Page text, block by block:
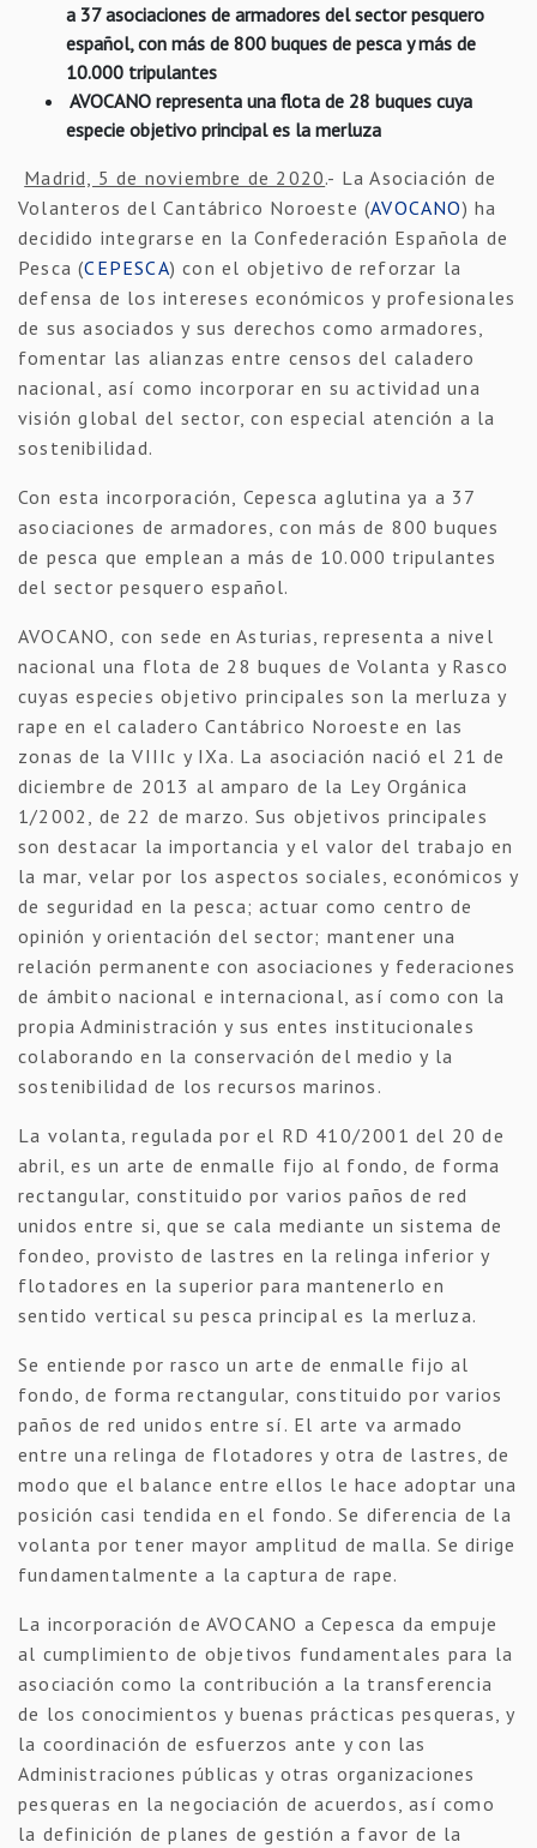
a 37 asociaciones de armadores del sector pesquero
español, con más de 800 buques de pesca y más de
10.000 tripulantes
AVOCANO representa una flota de 28 buques cuya
especie objetivo principal es la merluza
Madrid, 5 de noviembre de 2020.- La Asociación de
Volanteros del Cantábrico Noroeste (AVOCANO) ha
decidido integrarse en la Confederación Española de
Pesca (CEPESCA) con el objetivo de reforzar la
defensa de los intereses económicos y profesionales
de sus asociados y sus derechos como armadores,
fomentar las alianzas entre censos del caladero
nacional, así como incorporar en su actividad una
visión global del sector, con especial atención a la
sostenibilidad.
Con esta incorporación, Cepesca aglutina ya a 37
asociaciones de armadores, con más de 800 buques
de pesca que emplean a más de 10.000 tripulantes
del sector pesquero español.
AVOCANO, con sede en Asturias, representa a nivel
nacional una flota de 28 buques de Volanta y Rasco
cuyas especies objetivo principales son la merluza y
rape en el caladero Cantábrico Noroeste en las
zonas de la VIIIc y IXa. La asociación nació el 21 de
diciembre de 2013 al amparo de la Ley Orgánica
1/2002, de 22 de marzo. Sus objetivos principales
son destacar la importancia y el valor del trabajo en
la mar, velar por los aspectos sociales, económicos y
de seguridad en la pesca; actuar como centro de
opinión y orientación del sector; mantener una
relación permanente con asociaciones y federaciones
de ámbito nacional e internacional, así como con la
propia Administración y sus entes institucionales
colaborando en la conservación del medio y la
sostenibilidad de los recursos marinos.
La volanta, regulada por el RD 410/2001 del 20 de
abril, es un arte de enmalle fijo al fondo, de forma
rectangular, constituido por varios paños de red
unidos entre si, que se cala mediante un sistema de
fondeo, provisto de lastres en la relinga inferior y
flotadores en la superior para mantenerlo en
sentido vertical su pesca principal es la merluza.
Se entiende por rasco un arte de enmalle fijo al
fondo, de forma rectangular, constituido por varios
paños de red unidos entre sí. El arte va armado
entre una relinga de flotadores y otra de lastres, de
modo que el balance entre ellos le hace adoptar una
posición casi tendida en el fondo. Se diferencia de la
volanta por tener mayor amplitud de malla. Se dirige
fundamentalmente a la captura de rape.
La incorporación de AVOCANO a Cepesca da empuje
al cumplimiento de objetivos fundamentales para la
asociación como la contribución a la transferencia
de los conocimientos y buenas prácticas pesqueras, y
la coordinación de esfuerzos ante y con las
Administraciones públicas y otras organizaciones
pesqueras en la negociación de acuerdos, así como
la definición de planes de gestión a favor de la